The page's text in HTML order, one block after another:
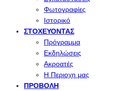
Φωτογραφίες
Ιστορικό
ΣΤΟΧΕΎΟΝΤΑΣ
Πρόγραμμα
Εκδηλώσεις
Ακροατές
Η Περιοχη μας
ΠΡΟΒΟΛΉ